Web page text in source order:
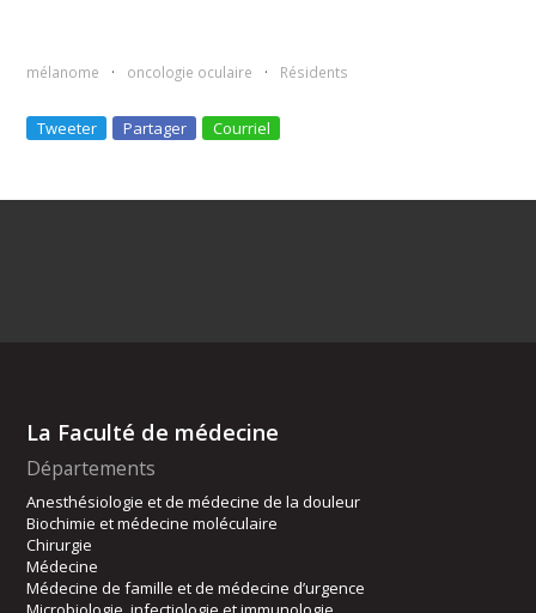
mélanome oncologie oculaire Résidents
Tweeter Partager Courriel
La Faculté de médecine
Départements
Anesthésiologie et de médecine de la douleur
Biochimie et médecine moléculaire
Chirurgie
Médecine
Médecine de famille et de médecine d’urgence